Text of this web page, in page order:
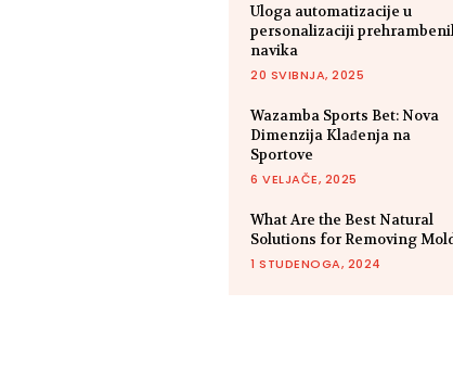
Uloga automatizacije u
personalizaciji
navika
20 SVIBNJA, 2025
Wazamba Sports Bet: Nova
Dimenzija Klađenja na
Sportove
6 VELJAČE, 2025
What Are the Best Natural
Solutions for Removing
1 STUDENOGA, 2024